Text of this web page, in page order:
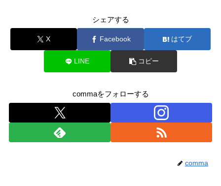
シェアする
X Facebook はてブ
LINE コピー
commaをフォローする
comma